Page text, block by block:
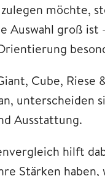
möchte,
Auswahl groß
Cube, Riese
unterscheiden
Ausstattung.
hilft
Stärken haben,